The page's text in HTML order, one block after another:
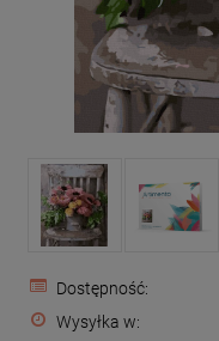
Dostępność:
Wysyłka w: